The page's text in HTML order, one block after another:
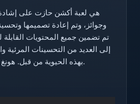
وجوائز، وتم إعادة تصميمها
تم تضمين جميع المحتويات القابلة
إلى العديد من التحسينات المرئية
بهذه الحيوية من قبل. هونغ كونغ مدينة نابضة بالحياة.